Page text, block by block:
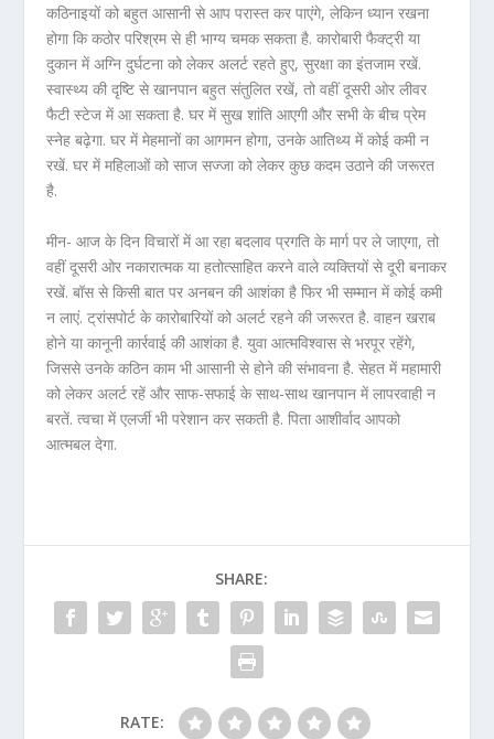
कठिनाइयों को बहुत आसानी से आप परास्त कर पाएंगे, लेकिन ध्यान रखना
होगा कि कठोर परिश्रम से ही भाग्य चमक सकता है. कारोबारी फैक्ट्री या
दुकान में अग्नि दुर्घटना को लेकर अलर्ट रहते हुए, सुरक्षा का इंतजाम रखें.
स्वास्थ्य की दृष्टि से खानपान बहुत संतुलित रखें, तो वहीं दूसरी ओर लीवर
फैटी स्टेज में आ सकता है. घर में सुख शांति आएगी और सभी के बीच प्रेम
स्नेह बढ़ेगा. घर में मेहमानों का आगमन होगा, उनके आतिथ्य में कोई कमी न
रखें. घर में महिलाओं को साज सज्जा को लेकर कुछ कदम उठाने की जरूरत
है.
मीन- आज के दिन विचारों में आ रहा बदलाव प्रगति के मार्ग पर ले जाएगा, तो
वहीं दूसरी ओर नकारात्मक या हतोत्साहित करने वाले व्यक्तियों से दूरी बनाकर
रखें. बॉस से किसी बात पर अनबन की आशंका है फिर भी सम्मान में कोई कमी
न लाएं. ट्रांसपोर्ट के कारोबारियों को अलर्ट रहने की जरूरत है. वाहन खराब
होने या कानूनी कार्रवाई की आशंका है. युवा आत्मविश्वास से भरपूर रहेंगे,
जिससे उनके कठिन काम भी आसानी से होने की संभावना है. सेहत में महामारी
को लेकर अलर्ट रहें और साफ-सफाई के साथ-साथ खानपान में लापरवाही न
बरतें. त्वचा में एलर्जी भी परेशान कर सकती है. पिता आशीर्वाद आपको
आत्मबल देगा.
SHARE:
RATE: